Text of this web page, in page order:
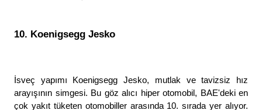
10. Koenigsegg Jesko
İsveç yapımı Koenigsegg Jesko, mutlak ve tavizsiz hız
arayışının simgesi. Bu göz alıcı hiper otomobil, BAE'deki en
çok yakıt tüketen otomobiller arasında 10. sırada yer alıyor.